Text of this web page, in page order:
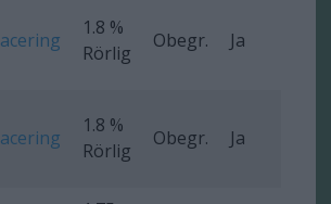
1.8 %
Rörlig
Obegr. Ja
1.8 %
Rörlig
Obegr. Ja